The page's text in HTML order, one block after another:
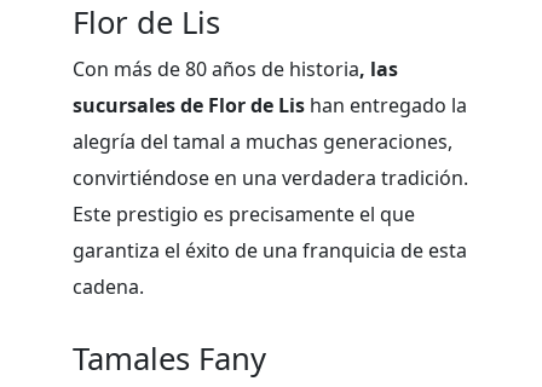
Flor de Lis
Con más de 80 años de historia, las
sucursales de Flor de Lis han entregado la
alegría del tamal a muchas generaciones,
convirtiéndose en una verdadera tradición.
Este prestigio es precisamente el que
garantiza el éxito de una franquicia de esta
cadena.
Tamales Fany